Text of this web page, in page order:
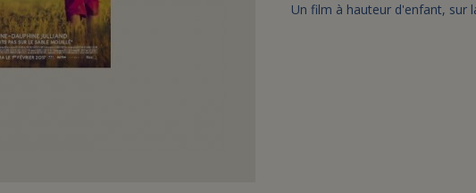
Un film à hauteur d'enfant, sur